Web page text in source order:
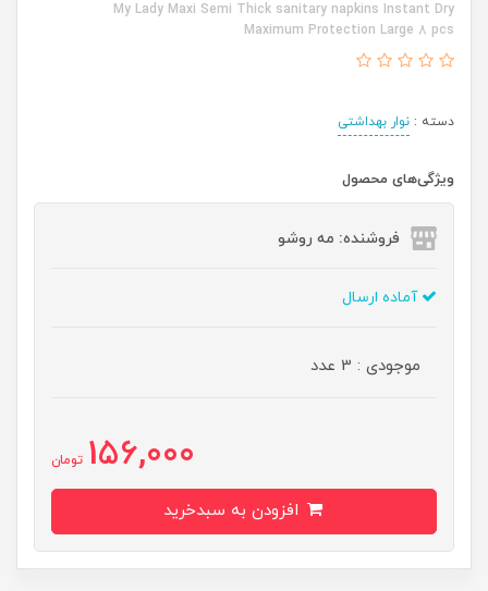
My Lady Maxi Semi Thick sanitary napkins Instant Dry
Maximum Protection Large 8 pcs
دسته : نوار بهداشتی
ویژگی‌های محصول
فروشنده: مه رو‌شو
آماده ارسال
موجودی : 3 عدد
156,000 تومان